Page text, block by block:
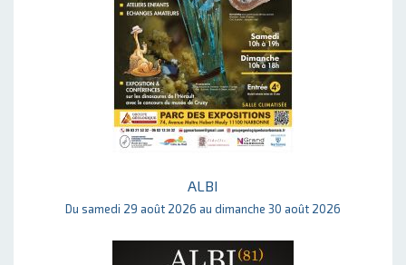
ALBI
Du samedi 29 août 2026 au dimanche 30 août 2026